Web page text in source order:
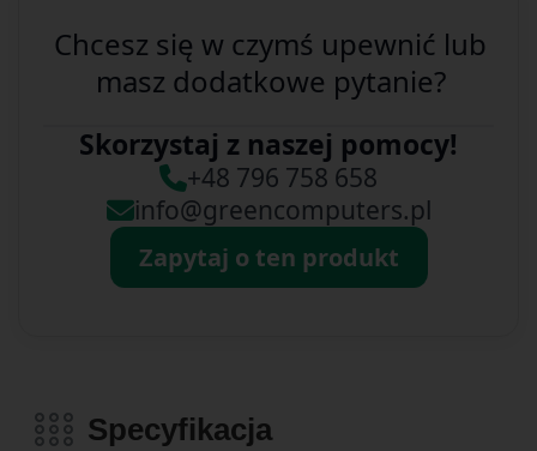
Chcesz się w czymś upewnić lub
masz dodatkowe pytanie?
Skorzystaj z naszej pomocy!
+48 796 758 658
info@greencomputers.pl
Zapytaj o ten produkt
Specyfikacja